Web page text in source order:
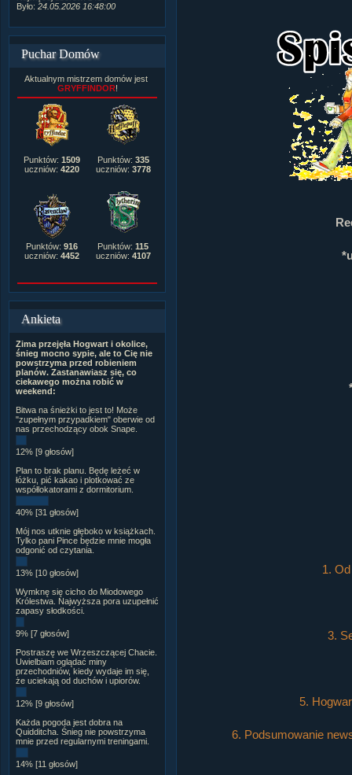
Było: 24.05.2026 16:48:00
Puchar Domów
Aktualnym mistrzem domów jest
GRYFFINDOR!
Punktów: 1509
uczniów: 4220
Punktów: 335
uczniów: 3778
Punktów: 916
uczniów: 4452
Punktów: 115
uczniów: 4107
Ankieta
Zima przejęła Hogwart i okolice,
śnieg mocno sypie, ale to Cię nie
powstrzyma przed robieniem
planów. Zastanawiasz się, co
ciekawego można robić w
weekend:
Bitwa na śnieżki to jest to! Może
"zupełnym przypadkiem" oberwie od
nas przechodzący obok Snape.
12% [9 głosów]
Plan to brak planu. Będę leżeć w
łóżku, pić kakao i plotkować ze
współlokatorami z dormitorium.
40% [31 głosów]
Mój nos utknie głęboko w książkach.
Tylko pani Pince będzie mnie mogła
odgonić od czytania.
13% [10 głosów]
Wymknę się cicho do Miodowego
Królestwa. Najwyższa pora uzupełnić
zapasy słodkości.
9% [7 głosów]
Postraszę we Wrzeszczącej Chacie.
Uwielbiam oglądać miny
przechodniów, kiedy wydaje im się,
że uciekają od duchów i upiorów.
12% [9 głosów]
Każda pogoda jest dobra na
Quidditcha. Śnieg nie powstrzyma
mnie przed regularnymi treningami.
14% [11 głosów]
1.
3.
5.
6. Podsumowanie